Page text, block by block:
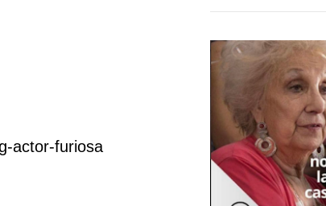
actor-furiosa